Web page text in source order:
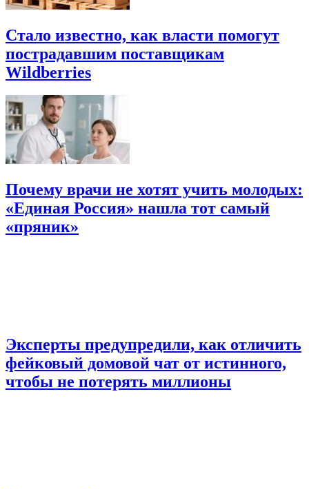
Стало известно, как власти помогут
пострадавшим поставщикам
Wildberries
Почему врачи не хотят учить молодых:
«Единая Россия» нашла тот самый
«пряник»
Эксперты предупредили, как отличить
фейковый домовой чат от истинного,
чтобы не потерять миллионы